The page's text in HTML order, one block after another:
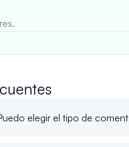
elegir el tipo de